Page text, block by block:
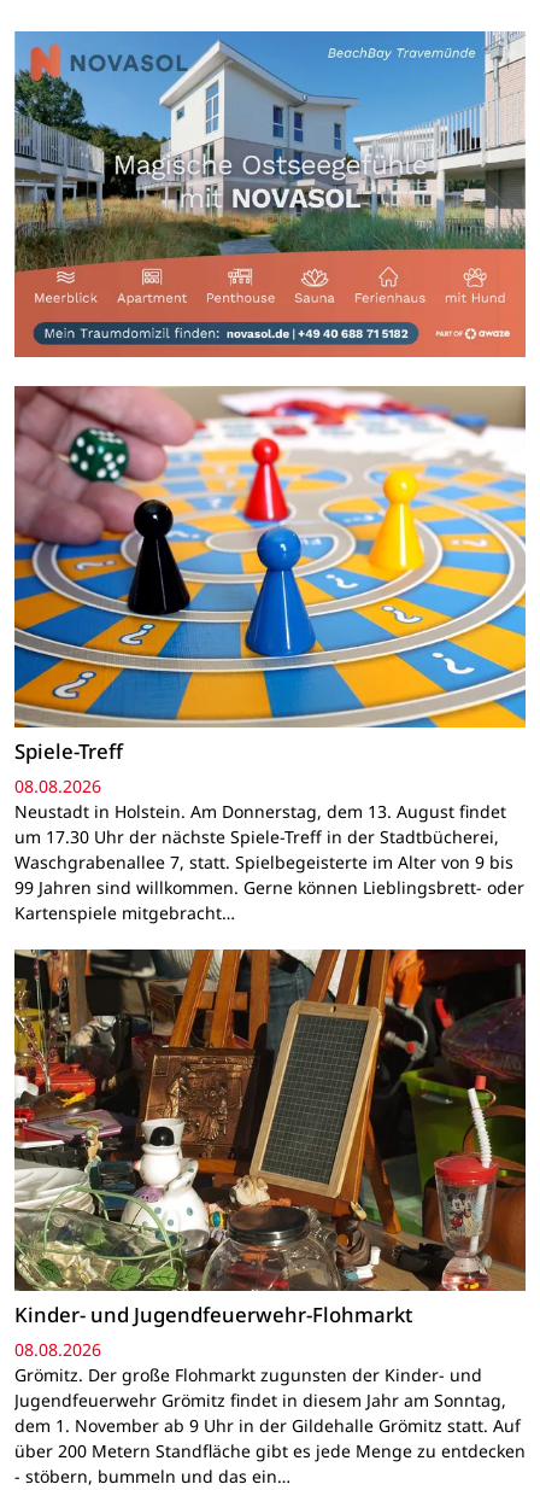
Spiele-Treff
08.08.2026
Neustadt in Holstein. Am Donnerstag, dem 13. August findet
um 17.30 Uhr der nächste Spiele-Treff in der Stadtbücherei,
Waschgrabenallee 7, statt. Spielbegeisterte im Alter von 9 bis
99 Jahren sind willkommen. Gerne können Lieblingsbrett- oder
Kartenspiele mitgebracht…
Kinder- und Jugendfeuerwehr-Flohmarkt
08.08.2026
Grömitz. Der große Flohmarkt zugunsten der Kinder- und
Jugendfeuerwehr Grömitz findet in diesem Jahr am Sonntag,
dem 1. November ab 9 Uhr in der Gildehalle Grömitz statt. Auf
über 200 Metern Standfläche gibt es jede Menge zu entdecken
- stöbern, bummeln und das ein…